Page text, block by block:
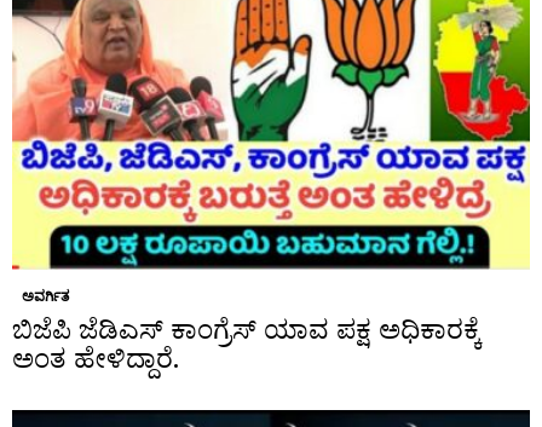
ಅವರ್ಗಿತ
ಬಿಜೆಪಿ ಜೆಡಿಎಸ್ ಕಾಂಗ್ರೆಸ್ ಯಾವ ಪಕ್ಷ ಅಧಿಕಾರಕ್ಕೆ
ಅಂತ ಹೇಳಿದ್ದಾರೆ.